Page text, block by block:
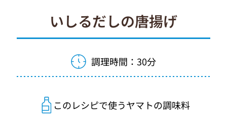
いしるだしの唐揚げ
調理時間：30分
このレシピで使うヤマトの調味料